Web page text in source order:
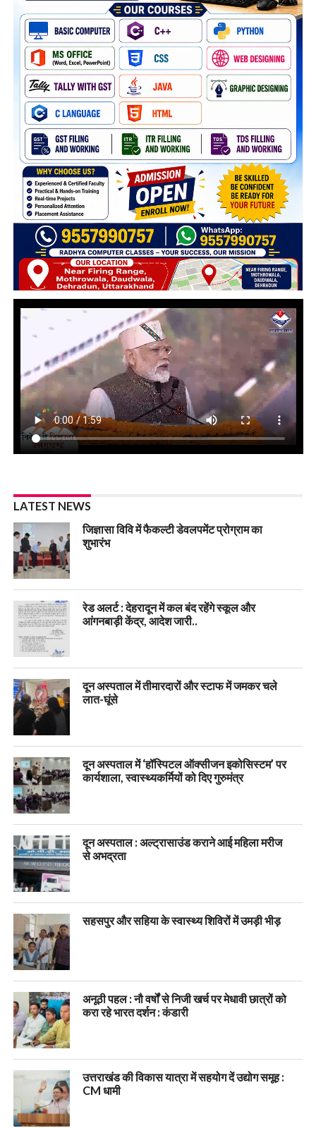
LATEST NEWS
जिज्ञासा विवि में फैकल्टी डेवलपमेंट प्रोग्राम का
शुभारंभ
रेड अलर्ट : देहरादून में कल बंद रहेंगे स्कूल और
आंगनबाड़ी केंद्र, आदेश जारी..
दून अस्पताल में तीमारदारों और स्टाफ में जमकर चले
लात-घूंसे
दून अस्पताल में ‘हॉस्पिटल ऑक्सीजन इकोसिस्टम’ पर
कार्यशाला, स्वास्थ्यकर्मियों को दिए गुरुमंत्र
दून अस्पताल : अल्ट्रासाउंड कराने आई महिला मरीज
से अभद्रता
सहसपुर और सहिया के स्वास्थ्य शिविरों में उमड़ी भीड़
अनूठी पहल : नौ वर्षों से निजी खर्च पर मेधावी छात्रों को
करा रहे भारत दर्शन : कंडारी
उत्तराखंड की विकास यात्रा में सहयोग दें उद्योग समूह :
CM धामी